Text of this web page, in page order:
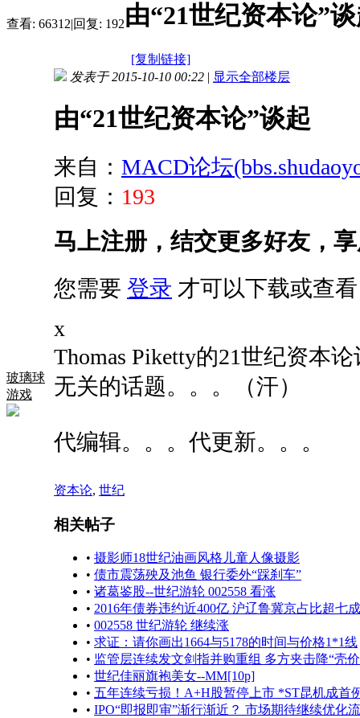
查看: 66312|回复: 192由“21世纪资本论”
[复制链接]
玻璃球
游戏
发表于 2015-10-10 00:22 | 显示全部楼层
由“21世纪资本论”谈起
来自： MACD论坛
回复： 193
马上注册，结交更多好友，
您需要 登录 才可以下载或查
x
Thomas Piketty的21世纪资本
无关的话题。。。（汗）
代编辑。。。代更新。。。
资本论, 世纪
相关帖子
• 摄影师18世纪油画风格儿童人像摄影
• 债市震荡殃及池鱼 银行委外“踩刹车”
• 诸葛鉴股--世纪游轮 002558 看涨
• 2016年债券违约近400亿 沪辽鲁冀京占比超七成
• 002558 世纪游轮 继续涨
• 求证：请你画出1664与5178的时间与价格1*1线
• 监管层连续发文剑指并购重组 多方夹击降“壳
• 世纪佳丽旗袍美女--MM[10p]
• 五年连续亏损！A+H股暂停上市 *ST昆机成首
• IPO“即报即审”渐行渐近？ 市场期待继续优化